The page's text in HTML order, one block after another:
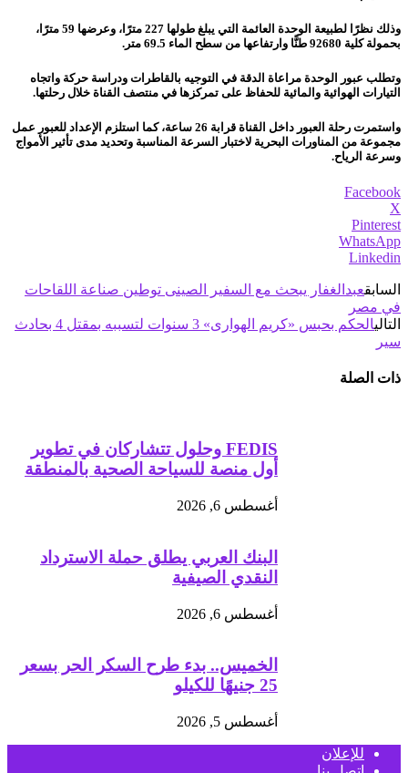
وذلك نظرًا لطبيعة الوحدة العائمة التي يبلغ طولها 227 مترًا، وعرضها 59 مترًا،
بحمولة كلية 92680 طنًّا وارتفاعها من سطح الماء 69.5 متر.
وتطلب عبور الوحدة مراعاة الدقة في التوجيه بالقاطرات ودراسة حركة واتجاه
التيارات الهوائية والمائية للحفاظ على تمركزها في منتصف القناة خلال رحلتها.
واستمرت رحلة العبور داخل القناة قرابة 26 ساعة، كما استلزم الإعداد للعبور عمل
مجموعة من المناورات البحرية لاختبار السرعة المناسبة وتحديد مدى تأثير الأمواج
وسرعة الرياح.
Facebook
X
Pinterest
WhatsApp
Linkedin
السابقعبدالغفار يبحث مع السفير الصينى توطين صناعة اللقاحات
في مصر
التالي
الحكم بحبس «كريم الهوارى» 3 سنوات لتسببه بمقتل 4 بحادث
سير
ذات الصلة
FEDIS وحلول تتشاركان في تطوير
أول منصة للسياحة الصحية بالمنطقة
أغسطس 6, 2026
البنك العربي يطلق حملة الاسترداد
النقدي الصيفية
أغسطس 6, 2026
الخميس.. بدء طرح السكر الحر بسعر
25 جنيهًا للكيلو
أغسطس 5, 2026
للإعلان